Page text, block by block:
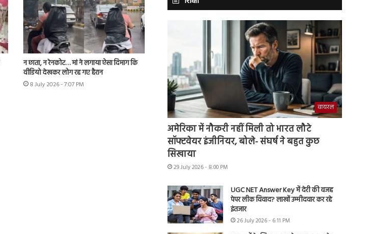
न छाता, न रेनकोट… मां ने लगाया ऐसा दिमाग कि
वीडियो देखकर लोग रह गए हैरान
8 July 2026 - 7:07 PM
वायरल
अमेरिका में नौकरी नहीं मिली तो भारत लौटे
सॉफ्टवेयर इंजीनियर, बोले- संघर्ष ने बहुत कुछ
सिखाया
29 July 2026 - 8:00 PM
UGC NET Answer Key में देरी की वजह
पेपर लीक विवाद? लाखों उम्मीदवार कर रहे
इंतजार
26 July 2026 - 6:11 PM